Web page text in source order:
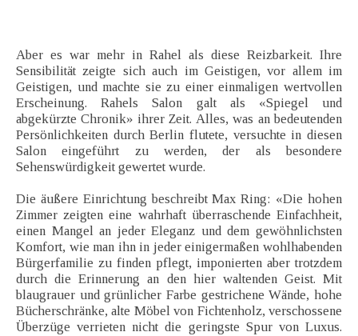
Aber es war mehr in Rahel als diese Reizbarkeit. Ihre
Sensibilität zeigte sich auch im Geistigen, vor allem im
Geistigen, und machte sie zu einer einmaligen wertvollen
Erscheinung. Rahels Salon galt als «Spiegel und
abgekürzte Chronik» ihrer Zeit. Alles, was an bedeutenden
Persönlichkeiten durch Berlin flutete, versuchte in diesen
Salon eingeführt zu werden, der als besondere
Sehenswürdigkeit gewertet wurde.
Die äußere Einrichtung beschreibt Max Ring: «Die hohen
Zimmer zeigten eine wahrhaft überraschende Einfachheit,
einen Mangel an jeder Eleganz und dem gewöhnlichsten
Komfort, wie man ihn in jeder einigermaßen wohlhabenden
Bürgerfamilie zu finden pflegt, imponierten aber trotzdem
durch die Erinnerung an den hier waltenden Geist. Mit
blaugrauer und grünlicher Farbe gestrichene Wände, hohe
Bücherschränke, alte Möbel von Fichtenholz, verschossene
Überzüge verrieten nicht die geringste Spur von Luxus.